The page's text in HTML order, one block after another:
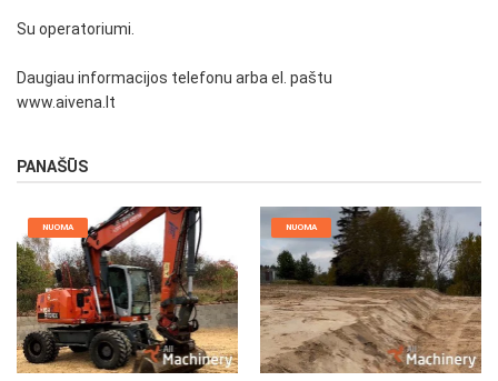
Su operatoriumi.
Daugiau informacijos telefonu arba el. paštu
www.aivena.lt
PANAŠŪS
NUOMA NUOMA